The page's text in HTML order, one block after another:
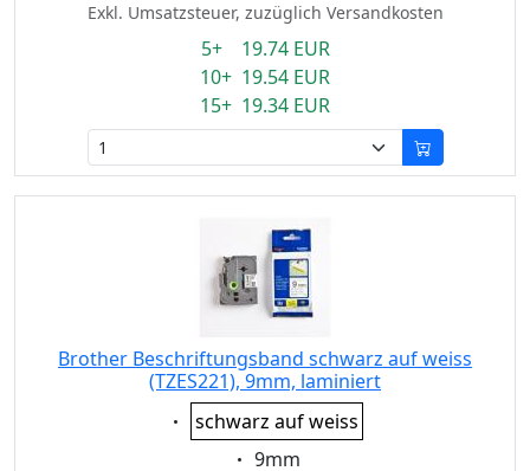
Exkl. Umsatzsteuer, zuzüglich Versandkosten
5+ 19.74 EUR
10+ 19.54 EUR
15+ 19.34 EUR
Brother Beschriftungsband schwarz auf weiss
(TZES221), 9mm, laminiert
Eigenschaft:
schwarz auf weiss
Eigenschaft:
9mm